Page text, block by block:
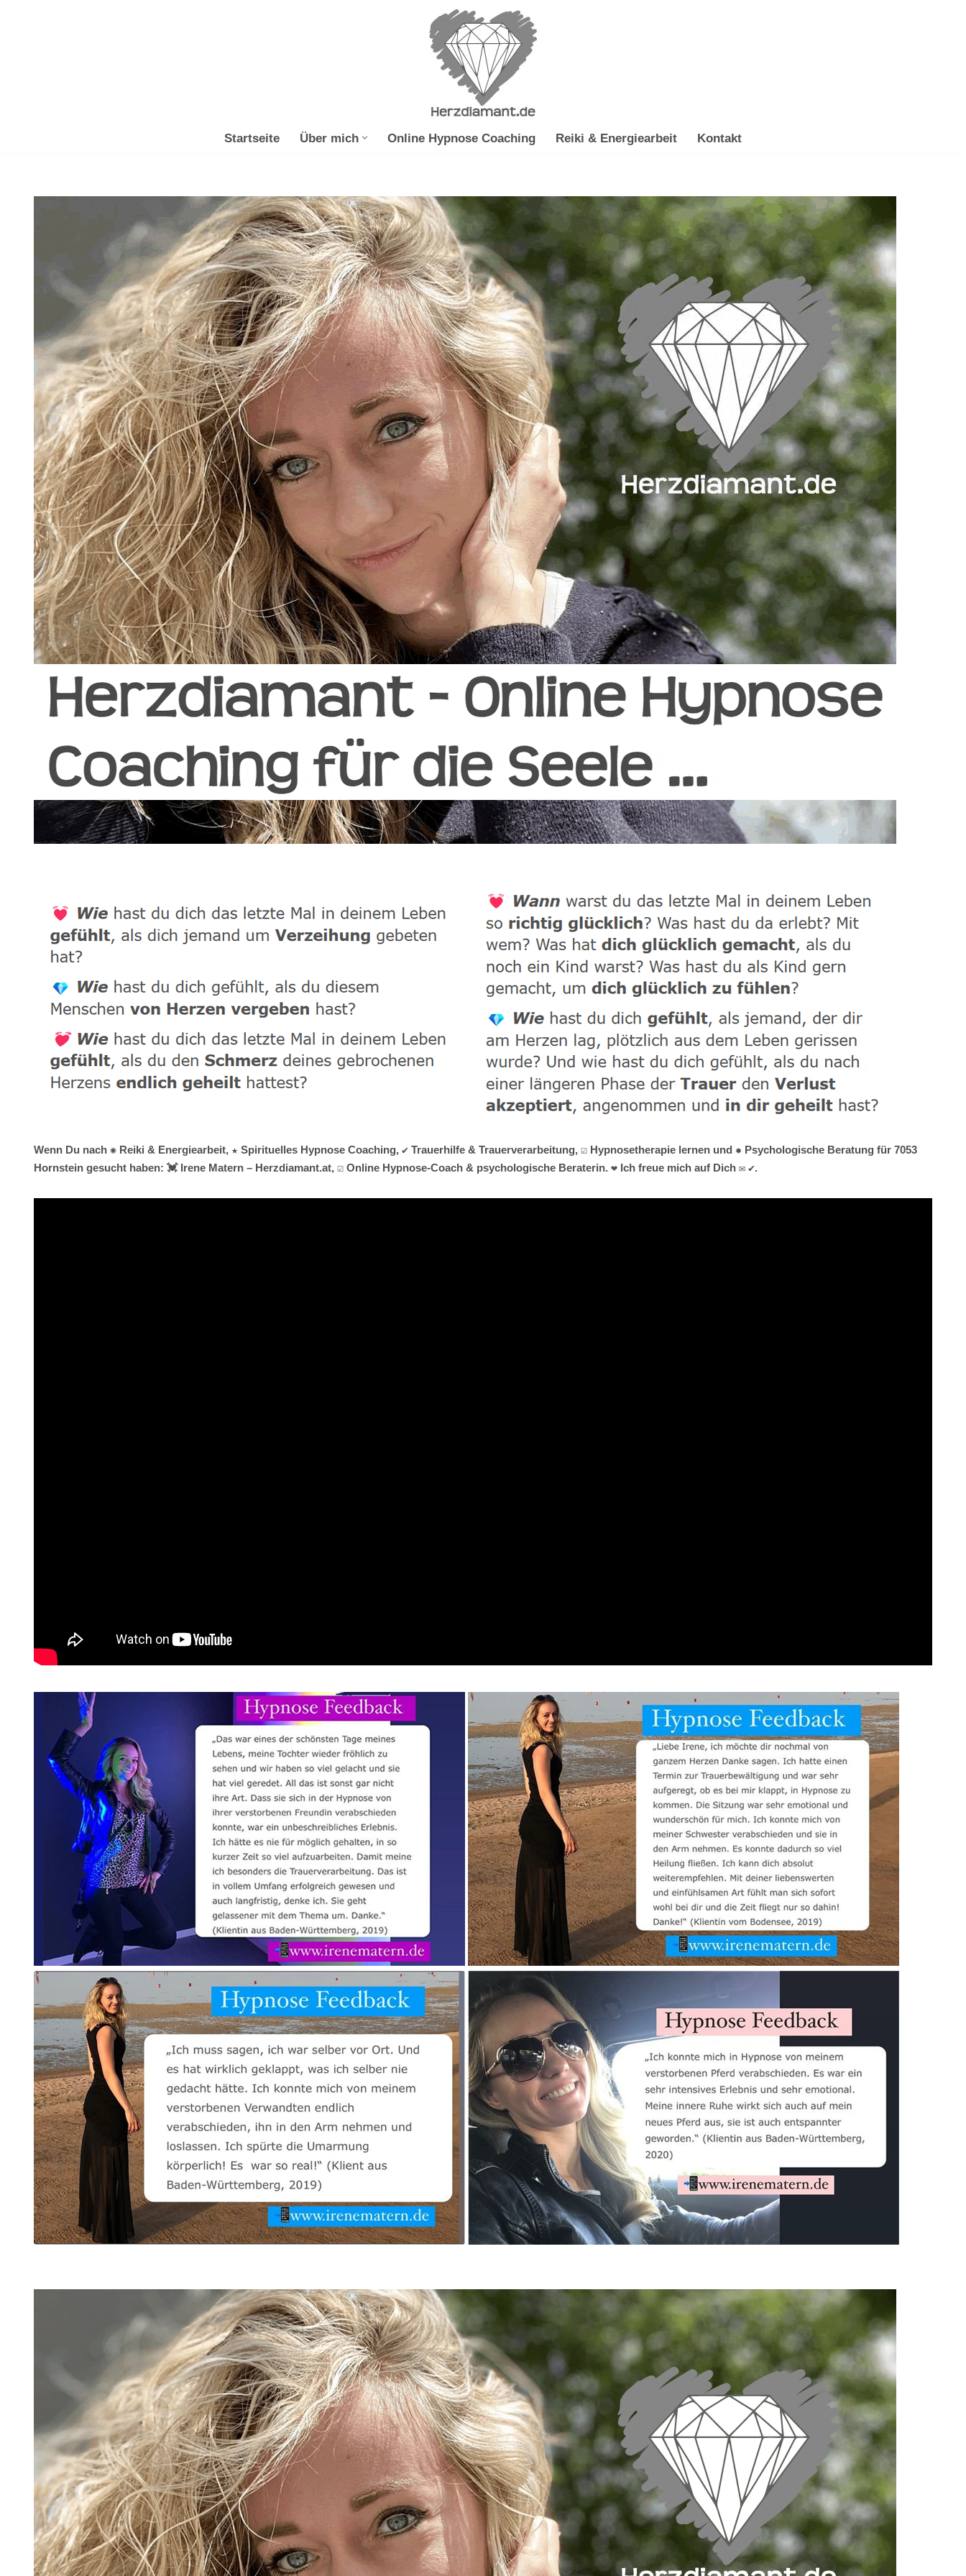
Startseite Über mich Online Hypnose Coaching Reiki & Energiearbeit Kontakt
Wenn Du nach ✺ Reiki & Energiearbeit, ★ Spirituelles Hypnose Coaching, ✔️ Trauerhilfe & Trauerverarbeitung, ☑️ Hypnosetherapie lernen und ✹ Psychologische Beratung für 7053
Hornstein gesucht haben: 💓️ Irene Matern – Herzdiamant.at, ☑️ Online Hypnose-Coach & psychologische Beraterin. ❤ Ich freue mich auf Dich ✉ ✔.